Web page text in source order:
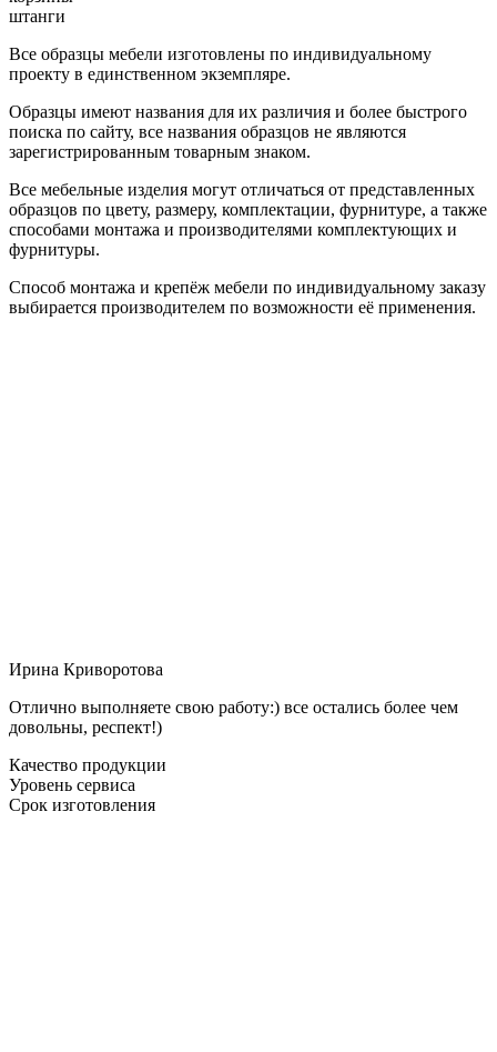
штанги
Все образцы мебели изготовлены по индивидуальному
проекту в единственном экземпляре.
Образцы имеют названия для их различия и более быстрого
поиска по сайту, все названия образцов не являются
зарегистрированным товарным знаком.
Все мебельные изделия могут отличаться от представленных
образцов по цвету, размеру, комплектации, фурнитуре, а также
способами монтажа и производителями комплектующих и
фурнитуры.
Способ монтажа и крепёж мебели по индивидуальному заказу
выбирается производителем по возможности её применения.
Ирина Криворотова
Отлично выполняете свою работу:) все остались более чем
довольны, респект!)
Качество продукции
Уровень сервиса
Срок изготовления